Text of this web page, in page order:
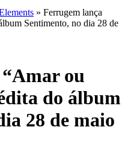
» Ferrugem lança
Sentimento, no dia 28 de
ou
do álbum
28 de maio